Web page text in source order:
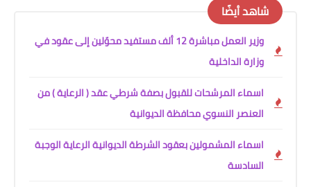
شاهد أيضًا
وزير العمل مباشرة 12 ألف مستفيد محوّلين إلى عقود في
وزارة الداخلية
اسماء المرشحات للقبول بصفة شرطي عقد ( الرعاية ) من
العنصر النسوي محافظة الديوانية
اسماء المشمولين بعقود الشرطة الديوانية الرعاية الوجبة
السادسة